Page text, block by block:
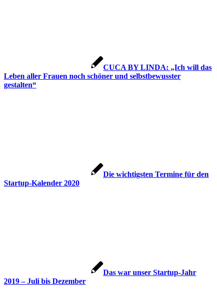
CUCA BY LINDA: „Ich will das
Leben aller Frauen noch schöner und selbstbewusster
gestalten“
Die wichtigsten Termine für den
Startup-Kalender 2020
Das war unser Startup-Jahr
2019 – Juli bis Dezember